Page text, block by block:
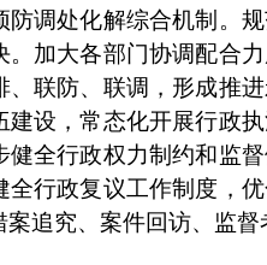
调处化解综合机制。
加大各部门协调配合
、联防、联调，形成推
建设，常态化开展行政
健全行政权力制约和监
全行政复议工作制度，
追究、案件回访、监